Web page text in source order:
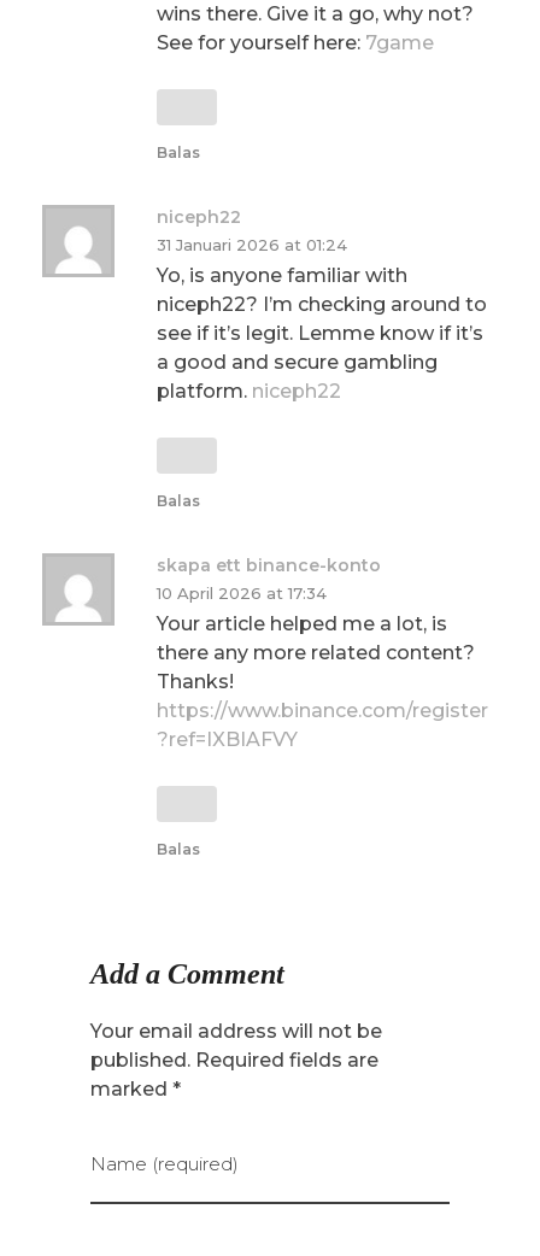
wins there. Give it a go, why not?
See for yourself here: 7game
Balas
niceph22
31 Januari 2026 at 01:24
Yo, is anyone familiar with
niceph22? I’m checking around to
see if it’s legit. Lemme know if it’s
a good and secure gambling
platform. niceph22
Balas
skapa ett binance-konto
10 April 2026 at 17:34
Your article helped me a lot, is
there any more related content?
Thanks!
https://www.binance.com/register
?ref=IXBIAFVY
Balas
Add a Comment
Your email address will not be
published. Required fields are
marked *
Name (required)